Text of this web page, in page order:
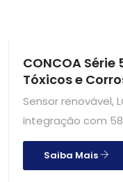
CONCOA
Tóxicos e
Sensor renovável,
integração com
Saiba Mais